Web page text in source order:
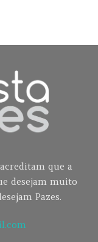
que a
desejam muito
Pazes.